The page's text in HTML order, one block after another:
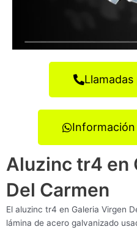
Aluzinc tr4 en
Del Carmen
El aluzinc tr4 en Galeria Virgen
lámina de acero galvanizado